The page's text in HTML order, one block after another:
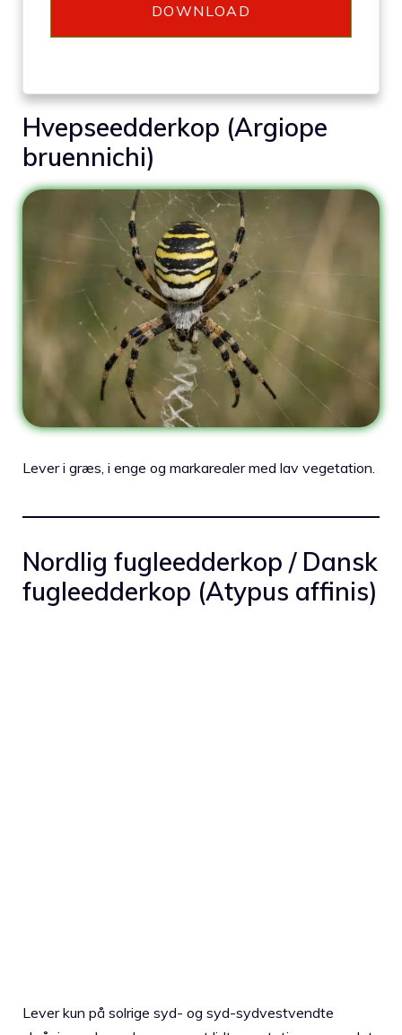
DOWNLOAD
Hvepseedderkop (Argiope
bruennichi)
Lever i græs, i enge og markarealer med lav vegetation.
Nordlig fugleedderkop / Dansk
fugleedderkop (Atypus affinis)
Lever kun på solrige syd- og syd-sydvestvendte